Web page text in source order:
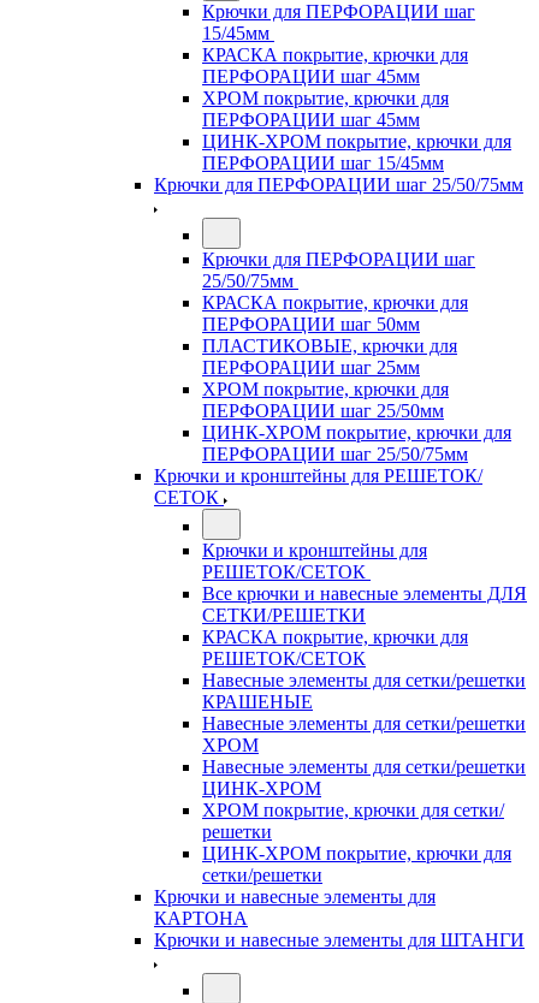
Крючки для ПЕРФОРАЦИИ шаг
15/45мм
КРАСКА покрытие, крючки для
ПЕРФОРАЦИИ шаг 45мм
ХРОМ покрытие, крючки для
ПЕРФОРАЦИИ шаг 45мм
ЦИНК-ХРОМ покрытие, крючки для
ПЕРФОРАЦИИ шаг 15/45мм
Крючки для ПЕРФОРАЦИИ шаг 25/50/75мм
Крючки для ПЕРФОРАЦИИ шаг
25/50/75мм
КРАСКА покрытие, крючки для
ПЕРФОРАЦИИ шаг 50мм
ПЛАСТИКОВЫЕ, крючки для
ПЕРФОРАЦИИ шаг 25мм
ХРОМ покрытие, крючки для
ПЕРФОРАЦИИ шаг 25/50мм
ЦИНК-ХРОМ покрытие, крючки для
ПЕРФОРАЦИИ шаг 25/50/75мм
Крючки и кронштейны для РЕШЕТОК/
СЕТОК
Крючки и кронштейны для
РЕШЕТОК/СЕТОК
Все крючки и навесные элементы ДЛЯ
СЕТКИ/РЕШЕТКИ
КРАСКА покрытие, крючки для
РЕШЕТОК/СЕТОК
Навесные элементы для сетки/решетки
КРАШЕНЫЕ
Навесные элементы для сетки/решетки
ХРОМ
Навесные элементы для сетки/решетки
ЦИНК-ХРОМ
ХРОМ покрытие, крючки для сетки/
решетки
ЦИНК-ХРОМ покрытие, крючки для
сетки/решетки
Крючки и навесные элементы для
КАРТОНА
Крючки и навесные элементы для ШТАНГИ